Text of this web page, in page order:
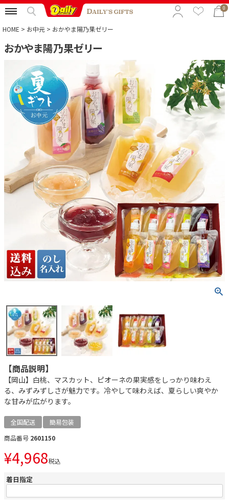
0
特集から選ぶ
予算から選ぶ
カテゴリから選ぶ
贈る相手から選ぶ
HOME お中元 おかやま陽乃果ゼリー
おかやま陽乃果ゼリー
【商品説明】
【岡山】白桃、マスカット、ピオーネの果実感をしっかり味わえ
る、みずみずしさが魅力です。冷やして味わえば、夏らしい爽やか
な甘みが広がります。
全国配送
簡易包装
商品番号 2601150
¥4,968税込
着日指定